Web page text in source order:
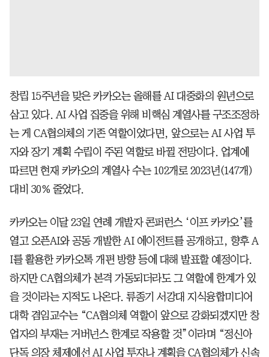
창립 15주년을 맞은 카카오는 올해를 AI 대중화의 원년으로
삼고 있다. AI 사업 집중을 위해 비핵심 계열사를 구조조정하
는 게 CA협의체의 기존 역할이었다면, 앞으로는 AI 사업 투
자와 장기 계획 수립이 주된 역할로 바뀔 전망이다. 업계에
따르면 현재 카카오의 계열사 수는 102개로 2023년(147개)
대비 30% 줄었다.
카카오는 이달 23일 연례 개발자 콘퍼런스 ‘이프 카카오’를
열고 오픈AI와 공동 개발한 AI 에이전트를 공개하고, 향후 A
I를 활용한 카카오톡 개편 방향 등에 대해 발표할 예정이다.
하지만 CA협의체가 본격 가동되더라도 그 역할에 한계가 있
을 것이라는 지적도 나온다. 류종기 서강대 지식융합미디어
대학 겸임교수는 “CA협의체 역할이 앞으로 강화되겠지만 창
업자의 부재는 거버넌스 한계로 작용할 것”이라며 “정신아
단독 의장 체제에선 AI 사업 투자나 계획을 CA협의체가 신속